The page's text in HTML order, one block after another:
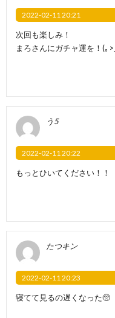
2022-02-11 20:21
次回も楽しみ！
まろさんにガチャ運を！(｡
う5
2022-02-11 20:22
もっとひいてください！！
たつキン
2022-02-11 20:23
寝てて見るの遅くなった🥺